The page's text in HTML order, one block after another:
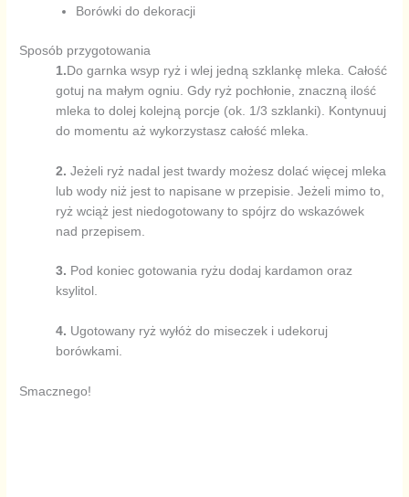
Borówki do dekoracji
Sposób przygotowania
1.Do garnka wsyp ryż i wlej jedną szklankę mleka. Całość
gotuj na małym ogniu. Gdy ryż pochłonie, znaczną ilość
mleka to dolej kolejną porcje (ok. 1/3 szklanki). Kontynuuj
do momentu aż wykorzystasz całość mleka.
2. Jeżeli ryż nadal jest twardy możesz dolać więcej mleka
lub wody niż jest to napisane w przepisie. Jeżeli mimo to,
ryż wciąż jest niedogotowany to spójrz do wskazówek
nad przepisem.
3. Pod koniec gotowania ryżu dodaj kardamon oraz
ksylitol.
4. Ugotowany ryż wyłóż do miseczek i udekoruj
borówkami.
Smacznego!